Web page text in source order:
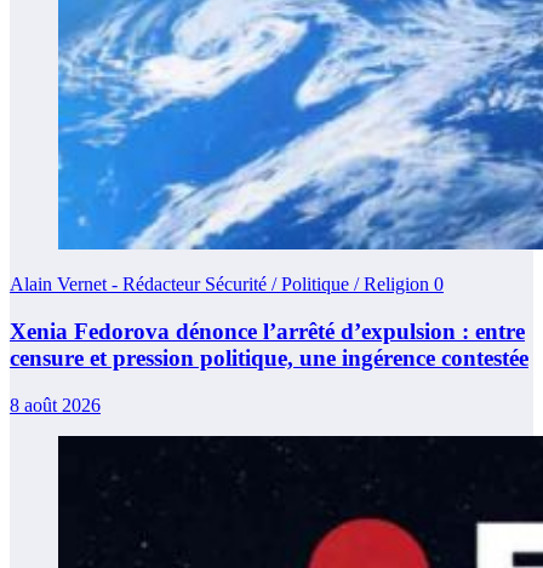
Alain Vernet - Rédacteur Sécurité / Politique / Religion 0
Xenia Fedorova dénonce l’arrêté d’expulsion : entre
censure et pression politique, une ingérence contestée
8 août 2026